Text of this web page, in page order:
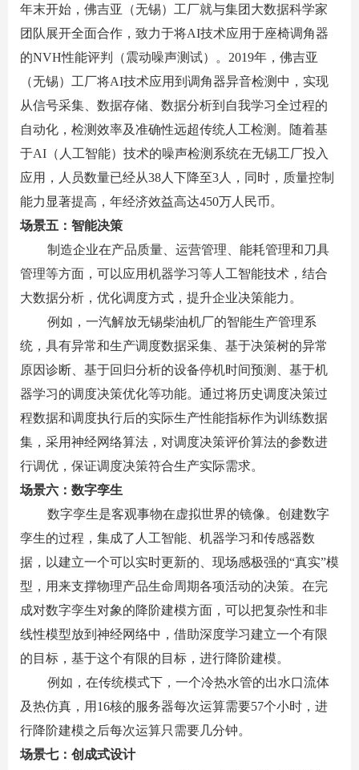
年末开始，佛吉亚（无锡）工厂就与集团大数据科学家
团队展开全面合作，致力于将AI技术应用于座椅调角器
的NVH性能评判（震动噪声测试）。 2019年，佛吉亚
（无锡）工厂将AI技术应用到调角器异音检测中，实现
从信号采集、数据存储、数据分析到自我学习全过程的
自动化，检测效率及准确性远超传统人工检测。随着基
于AI （人工智能）技术的噪声检测系统在无锡工厂投入
应用，人员数量已经从38 人下降至3 人，同时，质量控制
能力显著提高，年经济效益高达450万人民币。
场景五：智能决策
制造企业在产品质量、运营管理、能耗管理和刀具
管理等方面，可以应用机器学习等人工智能技术，结合
大数据分析，优化调度方式，提升企业决策能力。
例如，一汽解放无锡柴油机厂的智能生产管理系
统，具有异常和生产调度数据采集、基于决策树的异常
原因诊断、基于回归分析的设备停机时间预测、基于机
器学习的调度决策优化等功能。通过将历史调度决策过
程数据和调度执行后的实际生产性能指标作为训练数据
集，采用神经网络算法，对调度决策评价算法的参数进
行调优，保证调度决策符合生产实际需求。
场景六：数字孪生
数字孪生是客观事物在虚拟世界的镜像。创建数字
孪生的过程，集成了人工智能、机器学习和传感器数
据，以建立一个可以实时更新的、现场感极强的“真实”模
型，用来支撑物理产品生命周期各项活动的决策。在完
成对数字孪生对象的降阶建模方面，可以把复杂性和非
线性模型放到神经网络中，借助深度学习建立一个有限
的目标，基于这个有限的目标，进行降阶建模。
例如，在传统模式下，一个冷热水管的出水口流体
及热仿真，用 16核的服务器每次运算需要57个小时，进
行降阶建模之后每次运算只需要几分钟。
场景七：创成式设计